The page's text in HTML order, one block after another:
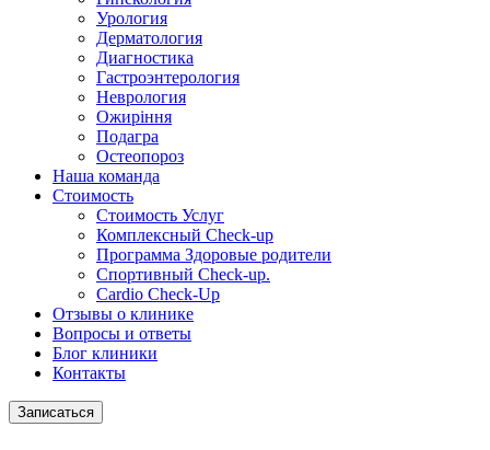
Урология
Дерматология
Диагностика
Гастроэнтерология
Неврология
Ожиріння
Подагра
Остеопороз
Наша команда
Стоимость
Стоимость Услуг
Комплексный Check-up
Программа Здоровые родители
Спортивный Check-up.
Cardio Check-Up
Отзывы о клинике
Вопросы и ответы
Блог клиники
Контакты
Записаться